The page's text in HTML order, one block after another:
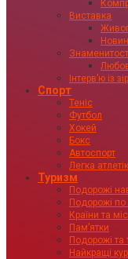
Виставка
Інтервʼю із
Спорт
Теніс
Футбол
Хокей
Бокс
Автоспорт
Легка
Туризм
Подорожі
Подорожі по
Країни та
Пам’ятки
Подорожі та
Найкращі